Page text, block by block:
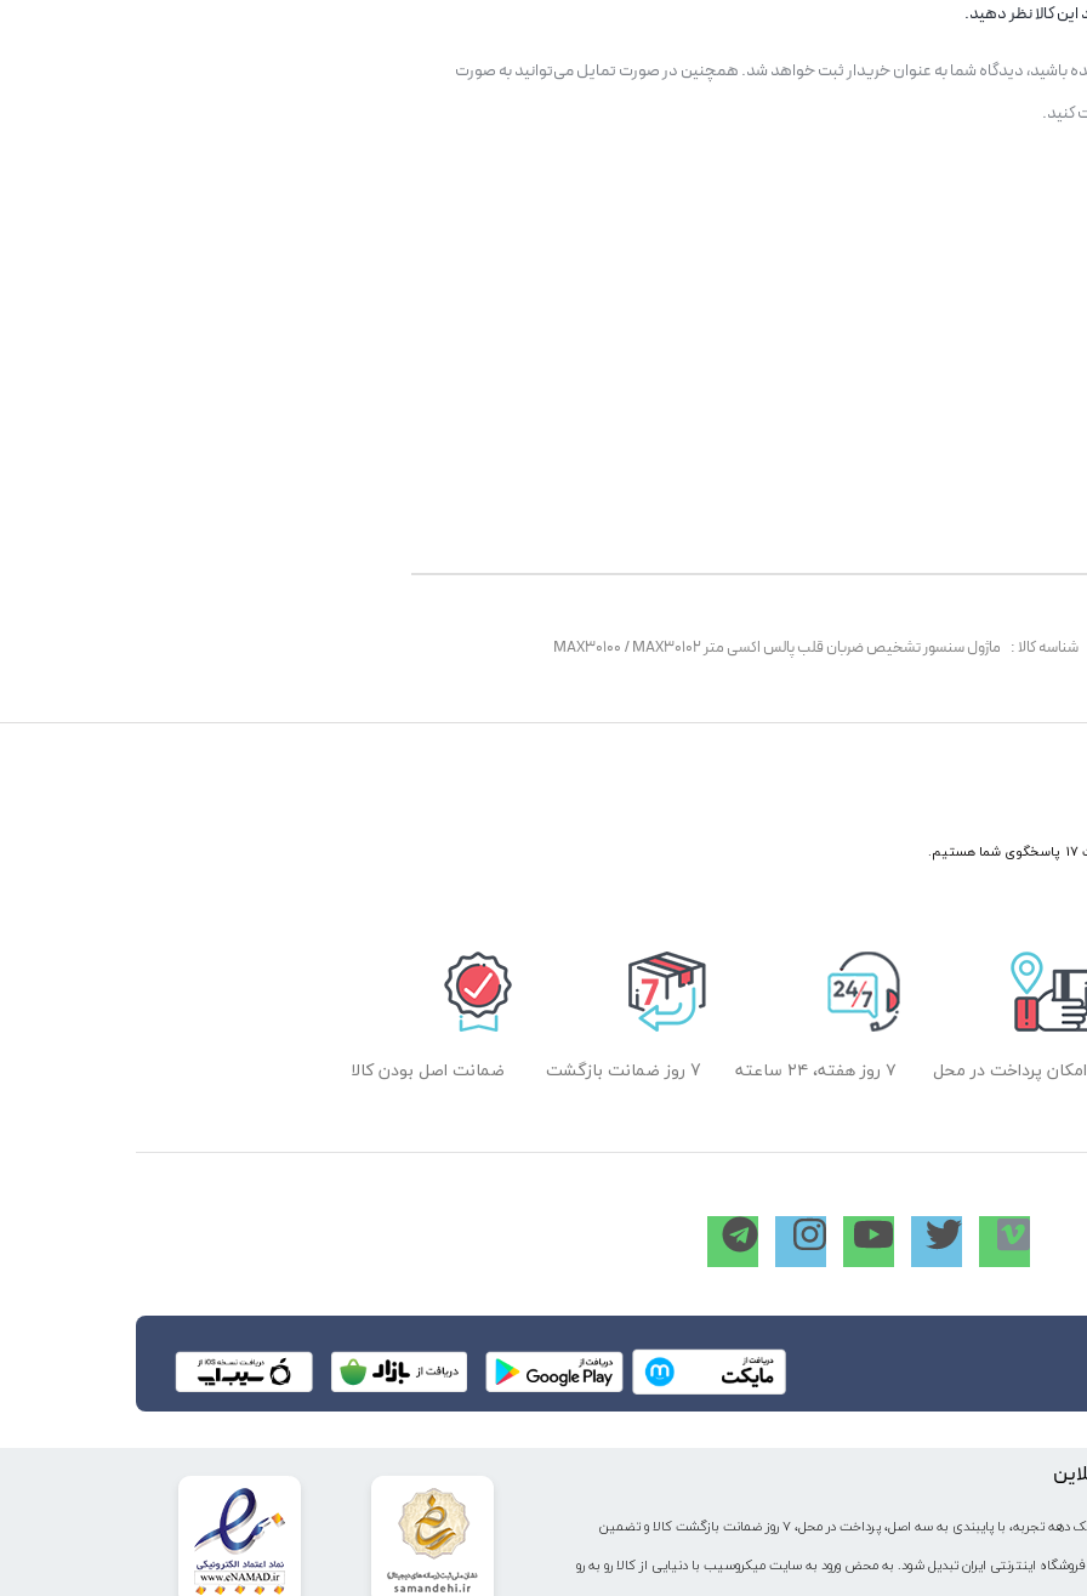
Also it is
This low power consumption allows
The MAX30100, or any optical pulse oximeter and heart-rate sensor for that matter, consists
a
The working of MAX30100 can be divided into two parts: Heart
As the blood is pumped through the finger with each heartbeat, the amount of reflected
As you continue to shine light and take
کالا نظر دهید.
باشید، دیدگاه شما به عنوان خریدار ثبت خواهد شد. همچنین در صورت تمایل می‌توانید به صورت
کنید.
شناسه کالا : ماژول سنسور تشخیص ضربان قلب پالس اکسی متر MAX30100 / MAX30102
امکان پرداخت در محل ۷ روز هفته، ۲۴ ساعته 7 روز ضمانت بازگشت ضمانت اصل بودن کالا
میکروسیب به عنوان یکی از قدیمی‌ترین فروشگاه های اینترنتی با بیش از یک دهه تجربه، با پایبندی به سه اصل، پرداخت در محل، ۷ روز ضمانت بازگشت کالا و تضمین
اینترنتی ایران تبدیل شود. به محض ورود به سایت میکروسیب با دنیایی از کالا رو به رو